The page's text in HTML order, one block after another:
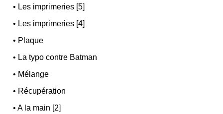
• Les imprimeries [5]
• Les imprimeries [4]
• Plaque
• La typo contre Batman
• Mélange
• Récupération
•A la main [2]